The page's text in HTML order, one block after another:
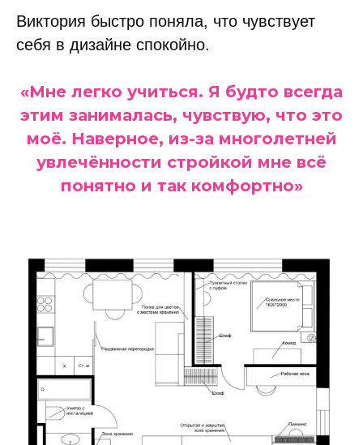
Виктория быстро поняла, что чувствует
себя в дизайне спокойно.
«Мне легко учиться. Я будто всегда
этим занималась, чувствую, что это
моё. Наверное, из-за многолетней
увлечённости стройкой мне всё
понятно и так комфортно»